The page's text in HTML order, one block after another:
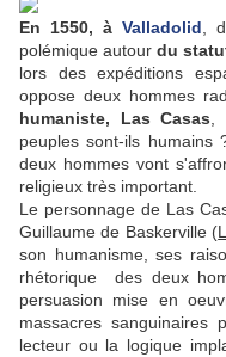
En 1550, àValladolid ,
polémique autour du
lors des expéditions
oppose deux hommes
humaniste, Las Casas
peuples sont-ils humains
deux hommes vont
religieux très important.
Le personnage de Las
Guillaume de Baskerville (
son humanisme, ses
rhétorique des deux
persuasion mise en
massacres
lecteur ou la logique